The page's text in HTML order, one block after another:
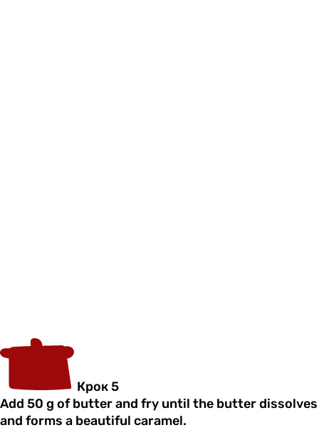
Крок 5
Add 50 g of butter and fry until the butter dissolves
and forms a beautiful caramel.